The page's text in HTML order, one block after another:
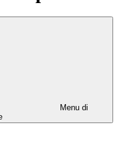
Menu di